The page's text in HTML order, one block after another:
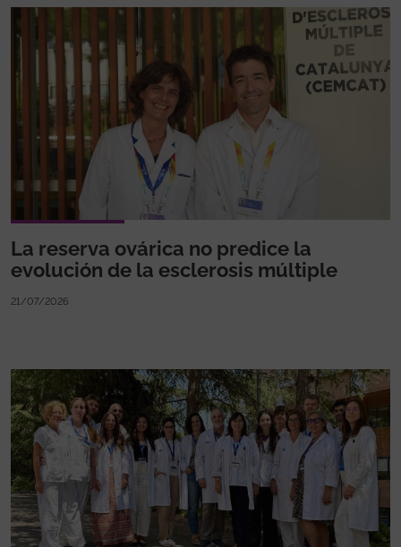
La reserva ovárica no predice la
evolución de la esclerosis múltiple
21/07/2026